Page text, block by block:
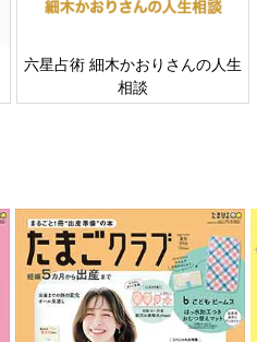
六星占術 細木かおりさんの人生
相談